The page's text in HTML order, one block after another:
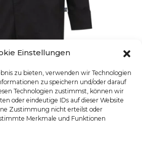
Einstellungen
zu bieten, verwenden wir Technologien
zu speichern und/oder darauf
Technologien zustimmst, können wir
oder eindeutige IDs auf dieser Website
Zustimmung nicht erteilst oder
Merkmale und Funktionen
POUR HOMMES RF
UGS : 5598.6220
Ce produit a plusieurs